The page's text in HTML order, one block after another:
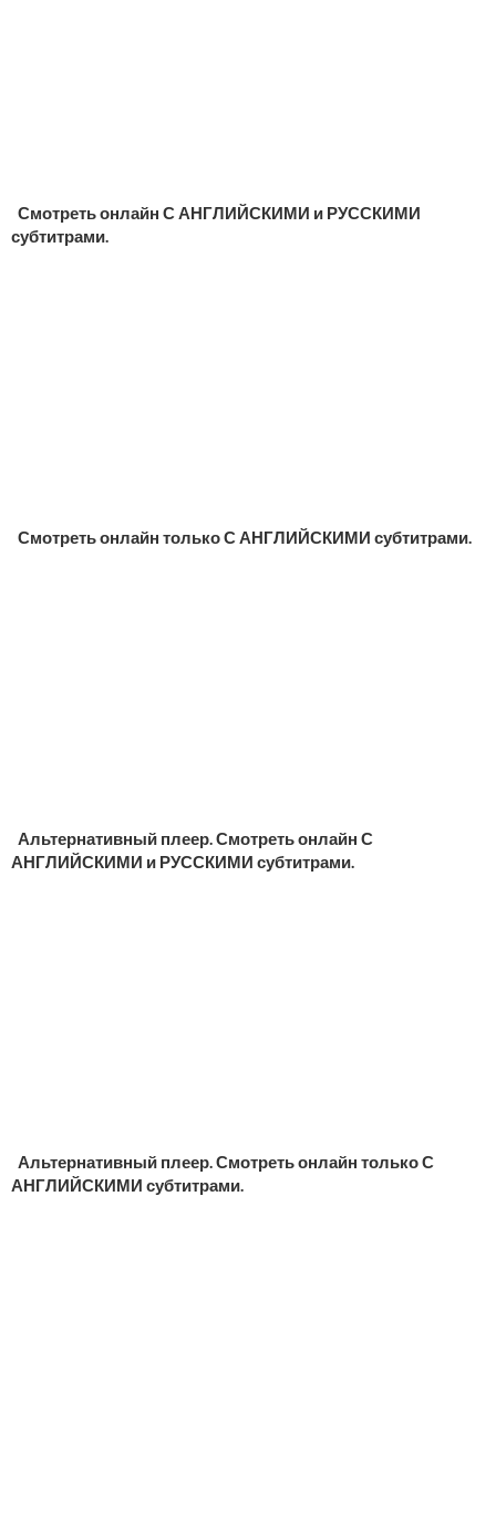
Смотреть онлайн С АНГЛИЙСКИМИ и РУССКИМИ
субтитрами.
Смотреть онлайн только С АНГЛИЙСКИМИ субтитрами.
Альтернативный плеер. Смотреть онлайн С
АНГЛИЙСКИМИ и РУССКИМИ субтитрами.
Альтернативный плеер. Смотреть онлайн только С
АНГЛИЙСКИМИ субтитрами.